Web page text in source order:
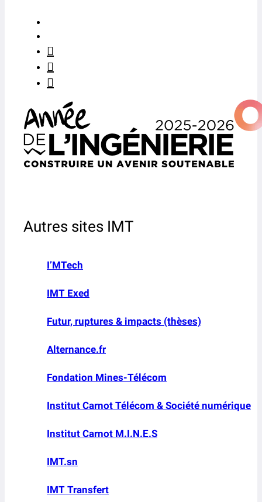
Autres sites IMT
I’MTech
IMT Exed
Futur, ruptures & impacts (thèses)
Alternance.fr
Fondation Mines-Télécom
Institut Carnot Télécom & Société numérique
Institut Carnot M.I.N.E.S
IMT.sn
IMT Transfert